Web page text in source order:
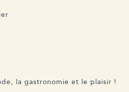
la gastronomie et le plaisir !